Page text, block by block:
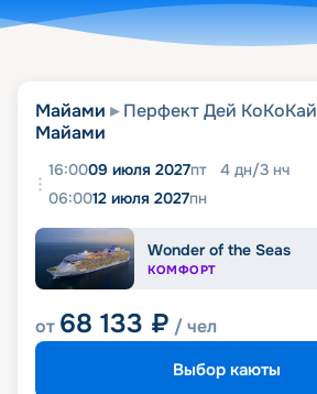
Майами Перфект Дей КоКоКай
Майами
16:0009 июля 2027пт 4 дн/3 нч
06:0012 июля 2027пн
Wonder of the Seas
КОМФОРТ
от 68 133 ₽ / чел
Выбор каюты